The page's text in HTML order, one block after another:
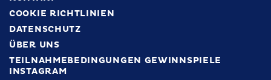
COOKIE RICHTLINIEN
DATENSCHUTZ
ÜBER UNS
TEILNAHMEBEDINGUNGEN GEWINNSPIELE
INSTAGRAM